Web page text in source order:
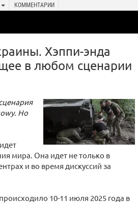
КОММЕНТАРИИ
Хэппи-энда
в любом сценарии
Но
мира. Она идет не только в
и во время дискуссий за
10-11 июля 2025 года в